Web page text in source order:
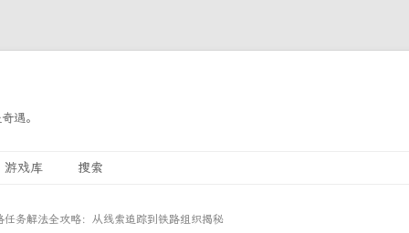
遇。
游戏库 搜索
任务解法全攻略：从线索追踪到铁路组织揭秘